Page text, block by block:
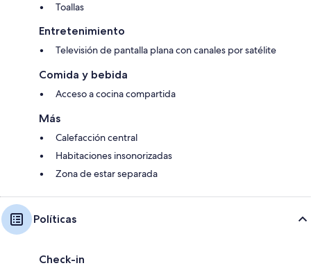
Toallas
Entretenimiento
Televisión de pantalla plana con canales por satélite
Comida y bebida
Acceso a cocina compartida
Más
Calefacción central
Habitaciones insonorizadas
Zona de estar separada
Políticas
Check-in